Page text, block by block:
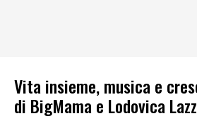
Vita insieme, musica e
di BigMama e Lodovica